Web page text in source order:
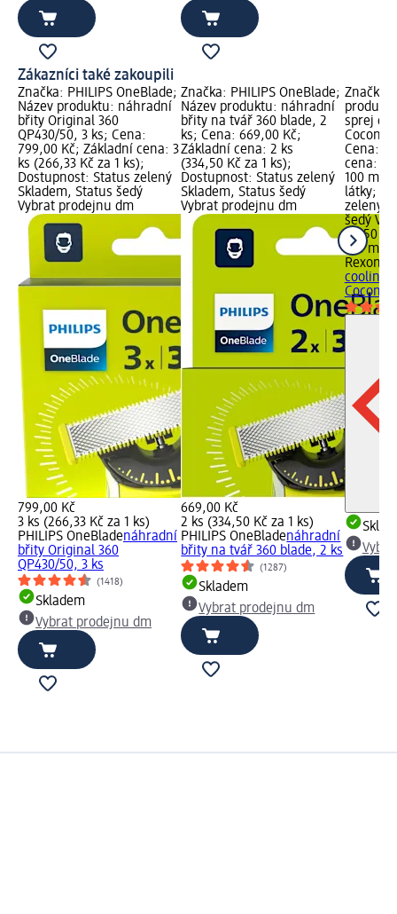
Zákazníci také zakoupili
Značka: PHILIPS OneBlade;
Název produktu: náhradní
břity Original 360
QP430/50, 3 ks; Cena:
799,00 Kč; Základní cena: 3
ks (266,33 Kč za 1 ks);
Dostupnost: Status zelený
Skladem, Status šedý
Vybrat prodejnu dm
799,00 Kč
3 ks (266,33 Kč za 1 ks)
PHILIPS OneBladenáhradní
břity Original 360
QP430/50, 3 ks
(1418)
Skladem
Vybrat prodejnu dm
Značka: PHILIPS OneBlade;
Název produktu: náhradní
břity na tvář 360 blade, 2
ks; Cena: 669,00 Kč;
Základní cena: 2 ks
(334,50 Kč za 1 ks);
Dostupnost: Status zelený
Skladem, Status šedý
Vybrat prodejnu dm
669,00 Kč
2 ks (334,50 Kč za 1 ks)
PHILIPS OneBladenáhradní
břity na tvář 360 blade, 2 ks
(1287)
Skladem
Vybrat prodejnu dm
Značka:
sprej
Coconut
Cena:
cena:
100 ml);
látky;
zelený
šedý
79,50 Kč
150 ml
Rexona
cooling